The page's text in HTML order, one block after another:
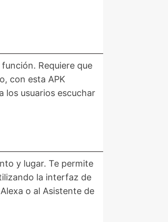
Requiere que
con esta APK
los usuarios escuchar
y lugar. Te permite
la interfaz de
o al Asistente de